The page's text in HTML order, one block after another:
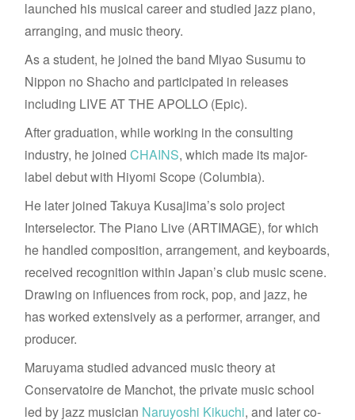
launched his musical career and studied jazz piano,
arranging, and music theory.
As a student, he joined the band Miyao Susumu to
Nippon no Shacho and participated in releases
including LIVE AT THE APOLLO (Epic).
After graduation, while working in the consulting
industry, he joined CHAINS, which made its major-
label debut with Hiyomi Scope (Columbia).
He later joined Takuya Kusajima’s solo project
Interselector. The Piano Live (ARTIMAGE), for which
he handled composition, arrangement, and keyboards,
received recognition within Japan’s club music scene.
Drawing on influences from rock, pop, and jazz, he
has worked extensively as a performer, arranger, and
producer.
Maruyama studied advanced music theory at
Conservatoire de Manchot, the private music school
led by jazz musician Naruyoshi Kikuchi, and later co-